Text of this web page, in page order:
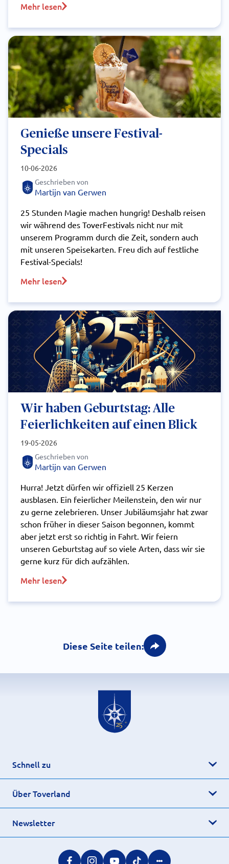
Mehr lesen
Genieße unsere Festival-
Specials
10-06-2026
Geschrieben von
Martijn van Gerwen
25 Stunden Magie machen hungrig! Deshalb reisen
wir während des ToverFestivals nicht nur mit
unserem Programm durch die Zeit, sondern auch
mit unseren Speisekarten. Freu dich auf festliche
Festival-Specials!
Mehr lesen
Wir haben Geburtstag: Alle
Feierlichkeiten auf einen Blick
19-05-2026
Geschrieben von
Martijn van Gerwen
Hurra! Jetzt dürfen wir offiziell 25 Kerzen
ausblasen. Ein feierlicher Meilenstein, den wir nur
zu gerne zelebrieren. Unser Jubiläumsjahr hat zwar
schon früher in dieser Saison begonnen, kommt
aber jetzt erst so richtig in Fahrt. Wir feiern
unseren Geburtstag auf so viele Arten, dass wir sie
gerne kurz für dich aufzählen.
Mehr lesen
Diese Seite teilen:
Schnell zu
Über Toverland
Newsletter